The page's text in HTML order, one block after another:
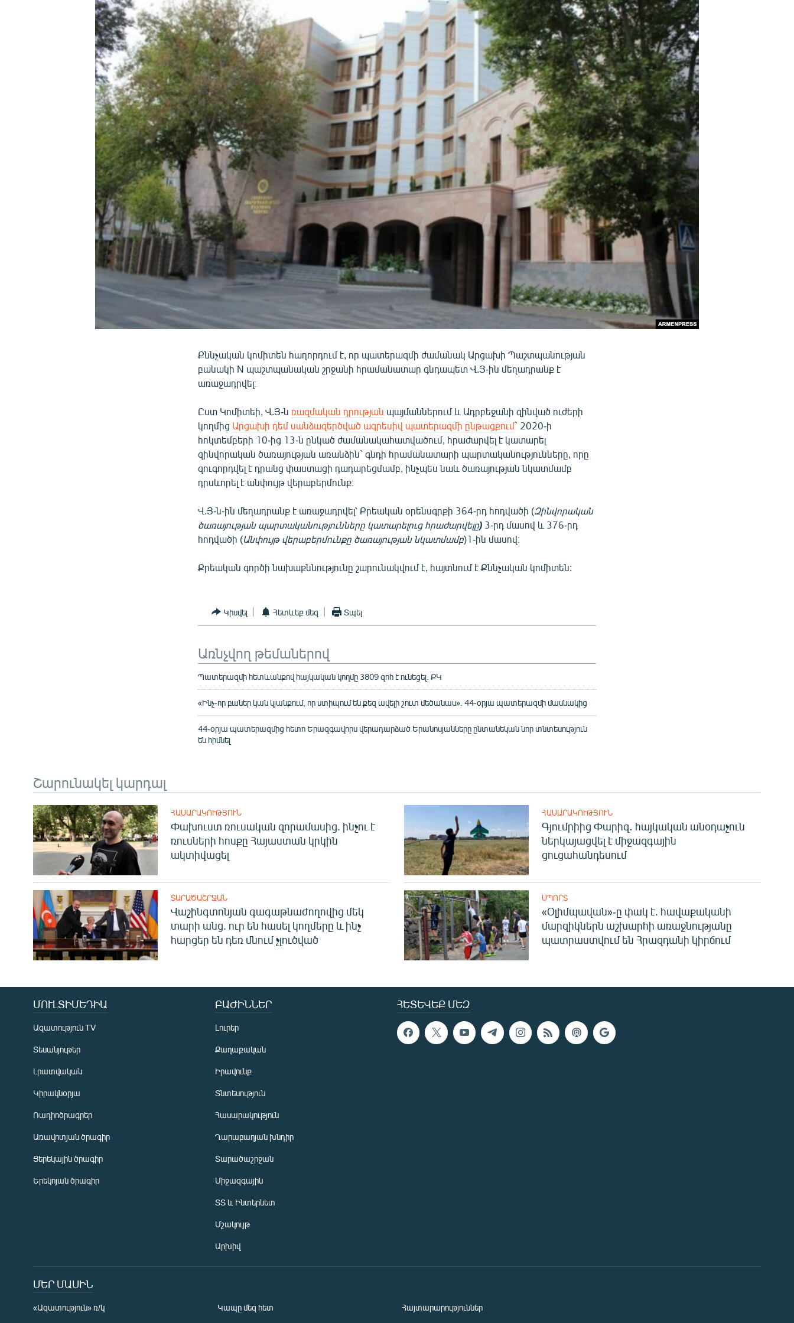
ՄԵԿՆԱԲԱՆՈՒԹՅՈՒՆ
ՁԳՏԵԼՈՎ ԼԱՎԱԳՈՒՅՆԻՆ
Քննչական կոմիտեն հաղորդում է, որ պատերազմի ժամանակ Արցախի Պաշտպանության
բանակի N պաշտպանական շրջանի հրամանատար գնդապետ Վ.Յ-ին մեղադրանք է
առաջադրվել։
Ըստ Կոմիտեի, Վ.Յ-ն ռազմական դրության պայմաններում և Ադրբեջանի զինված ուժերի
կողմից Արցախի դեմ սանձազերծված ագրեսիվ պատերազմի ընթացքում` 2020-ի
հոկտեմբերի 10-ից 13-ն ընկած ժամանակահատվածում, հրաժարվել է կատարել
զինվորական ծառայության առանձին` գնդի հրամանատարի պարտականությունները, որը
զուգորդվել է դրանց փաստացի դադարեցմամբ, ինչպես նաև ծառայության նկատմամբ
դրսևորել է անփույթ վերաբերմունք։
Վ.Յ-ն-ին մեղադրանք է առաջադրվել՝ Քրեական օրենսգրքի 364-րդ հոդվածի (Զինվորական
ծառայության պարտականությունները կատարելուց հրաժարվելը) 3-րդ մասով և 376-րդ
հոդվածի (Անփույթ վերաբերմունքը ծառայության նկատմամբ)1-ին մասով։
Քրեական գործի նախաքննությունը շարունակվում է, հայտնում է Քննչական կոմիտեն:
Կիսվել Հետևեք մեզ Տպել
Առնչվող թեմաներով
Պատերազմի հետևանքով հայկական կողմը 3809 զոհ է ունեցել. ՔԿ
«Ինչ-որ բաներ կան կյանքում, որ ստիպում են քեզ ավելի շուտ մեծանաս». 44-օրյա պատերազմի մասնակից
44-օրյա պատերազմից հետո Երազգավորս վերադարձած Երանոսյանները ընտանեկան նոր տնտեսություն
են հիմնել
Շարունակել կարդալ
ՀԱՍԱՐԱԿՈՒԹՅՈՒՆ
Փախուստ ռուսական զորամասից. ինչու է
ռուսների հոսքը Հայաստան կրկին
ակտիվացել
ՀԱՍԱՐԱԿՈՒԹՅՈՒՆ
Գյումրիից Փարիզ․ հայկական անօդաչուն
ներկայացվել է միջազգային
ցուցահանդեսում
ՏԱՐԱԾԱՇՐՋԱՆ
Վաշինգտոնյան գագաթնաժողովից մեկ
տարի անց. ուր են հասել կողմերը և ինչ
հարցեր են դեռ մնում չլուծված
ՍՊՈՐՏ
«Օլիմպավան»-ը փակ է. հավաքականի
մարզիկներն աշխարհի առաջնությանը
պատրաստվում են Հրազդանի կիրճում
ՀԵՏԵՎԵՔ ՄԵԶ
ՄՈՒԼՏԻՄԵԴԻԱ
Ազատություն TV
Տեսանյութեր
Լրատվական
Կիրակնօրյա
Ռադիոծրագրեր
Առավոտյան ծրագիր
Ցերեկային ծրագիր
Երեկոյան ծրագիր
ԲԱԺԻՆՆԵՐ
Լուրեր
Քաղաքական
Իրավունք
Տնտեսություն
Հասարակություն
Ղարաբաղյան խնդիր
Տարածաշրջան
Միջազգային
ՏՏ և Ինտերնետ
Մշակույթ
Արխիվ
ՄԵՐ ՄԱՍԻՆ
«Ազատություն» ռ/կ Կապը մեզ հետ Հայտարարություններ